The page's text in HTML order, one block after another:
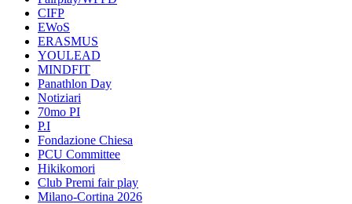
CIFP
EWoS
ERASMUS
YOULEAD
MINDFIT
Panathlon Day
Notiziari
70mo PI
P.I
Fondazione Chiesa
PCU Committee
Hikikomori
Club Premi fair play
Milano-Cortina 2026